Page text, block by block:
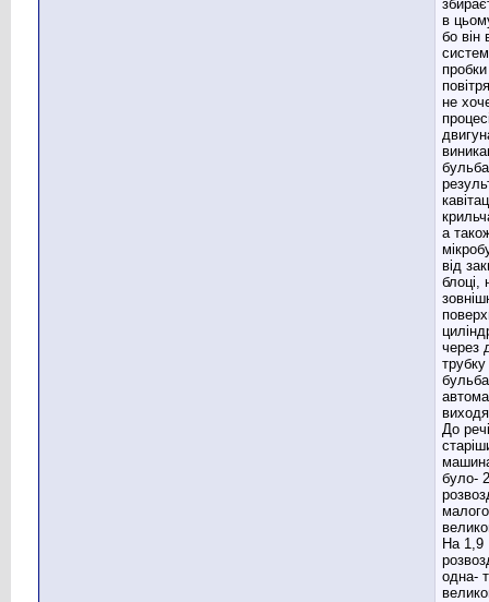
в
бо він
не
а
від
блоці,
через
трубку
До
було- 2
На 1,9
одна-